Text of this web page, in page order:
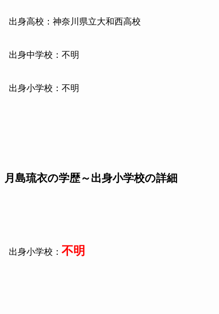
出身高校：神奈川県立大和西高校
出身中学校：不明
出身小学校：不明
月島琉衣の学歴～出身小学校の詳細
出身小学校： 不明